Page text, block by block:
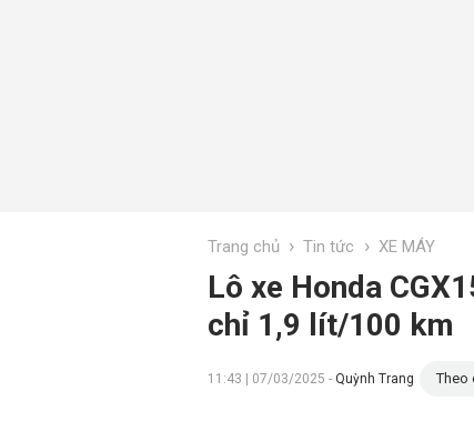
Trang chủ › Tin tức › XE MÁY
Lô xe Honda
chỉ 1,9 lít/100 km
11:43 | 07/03/2025 - Quỳnh Trang Theo